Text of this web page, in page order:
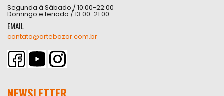
Segunda à Sábado / 10:00-22:00
Domingo e feriado / 13:00-21:00
EMAIL
contato@artebazar.com.br